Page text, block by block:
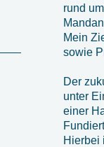
rund
Mein
sowie
Der
unter
einer
Hierbei